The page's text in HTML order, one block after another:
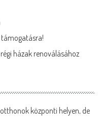
támogatásra!
házak renoválásához
központi helyen, de